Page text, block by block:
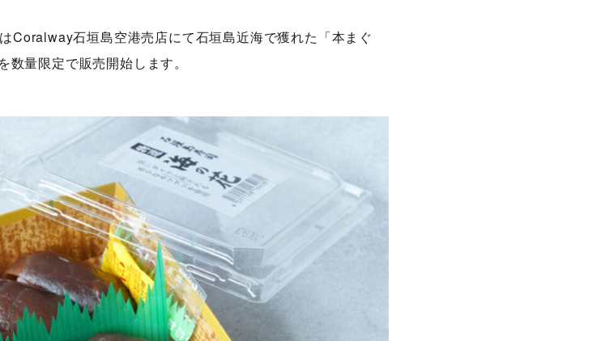
Coralway石垣島空港売店にて石垣島近海で獲れた「本まぐ
量限定で販売開始します。